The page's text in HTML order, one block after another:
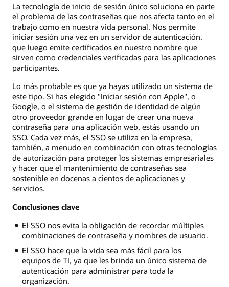
La tecnología de inicio de sesión único soluciona en parte
el problema de las contraseñas que nos afecta tanto en el
trabajo como en nuestra vida personal. Nos permite
iniciar sesión una vez en un servidor de autenticación,
que luego emite certificados en nuestro nombre que
sirven como credenciales verificadas para las aplicaciones
participantes.
Lo más probable es que ya hayas utilizado un sistema de
este tipo. Si has elegido "Iniciar sesión con Apple", o
Google, o el sistema de gestión de identidad de algún
otro proveedor grande en lugar de crear una nueva
contraseña para una aplicación web, estás usando un
SSO. Cada vez más, el SSO se utiliza en la empresa,
también, a menudo en combinación con otras tecnologías
de autorización para proteger los sistemas empresariales
y hacer que el mantenimiento de contraseñas sea
sostenible en docenas a cientos de aplicaciones y
servicios.
Conclusiones clave
El SSO nos evita la obligación de recordar múltiples
combinaciones de contraseña y nombres de usuario.
El SSO hace que la vida sea más fácil para los
equipos de TI, ya que les brinda un único sistema de
autenticación para administrar para toda la
organización.